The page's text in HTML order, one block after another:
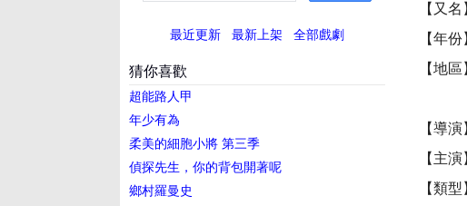
最近更新 最新上架 全部戲劇
【又
【年
【地
【導
【主
【類
猜你喜歡
超能路人甲
年少有為
柔美的細胞小將 第三季
偵探先生，你的背包開著呢
鄉村羅曼史